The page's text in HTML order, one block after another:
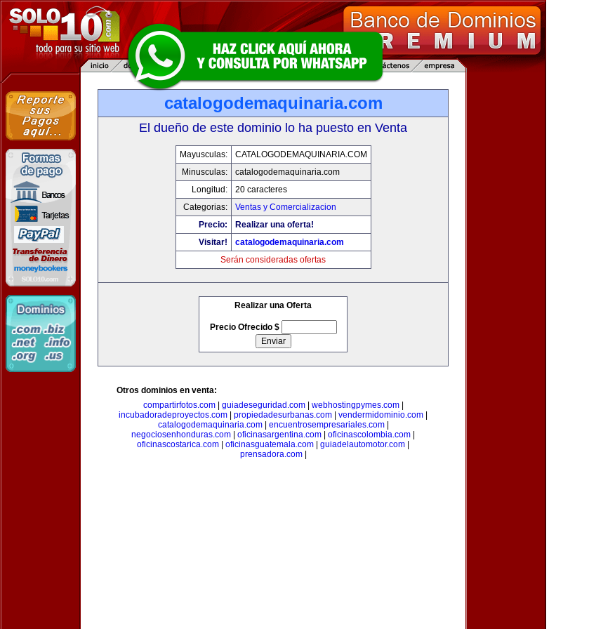
catalogodemaquinaria.com
El dueño de este dominio lo ha puesto en Venta
Mayusculas:
CATALOGODEMAQUINARIA.COM
Minusculas:
catalogodemaquinaria.com
Longitud:
20 caracteres
Categorias:
Ventas y Comercializacion
Precio:
Realizar una oferta!
Visitar!
catalogodemaquinaria.com
Serán consideradas ofertas
Realizar una Oferta
Precio Ofrecido $
Otros dominios en venta:
compartirfotos.com| guiadeseguridad.com| webhostingpymes.com|
incubadoradeproyectos.com
propiedadesurbanas.com vendermidominio.com
catalogodemaquinaria.com| encuentrosempresariales.com|
negociosenhonduras.com
oficinasargentina.com oficinascolombia.com
oficinascostarica.com
oficinasguatemala.com guiadelautomotor.com
prensadora.com|